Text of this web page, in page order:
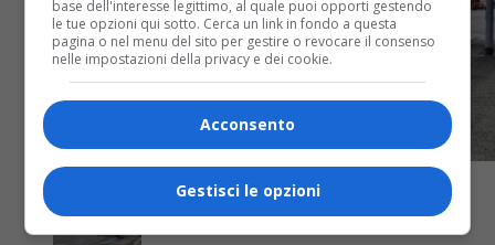
base dell'interesse legittimo, al quale puoi opporti gestendo
le tue opzioni qui sotto. Cerca un link in fondo a questa
pagina o nel menu del sito per gestire o revocare il consenso
nelle impostazioni della privacy e dei cookie.
Acconsento
Gestisci le opzioni